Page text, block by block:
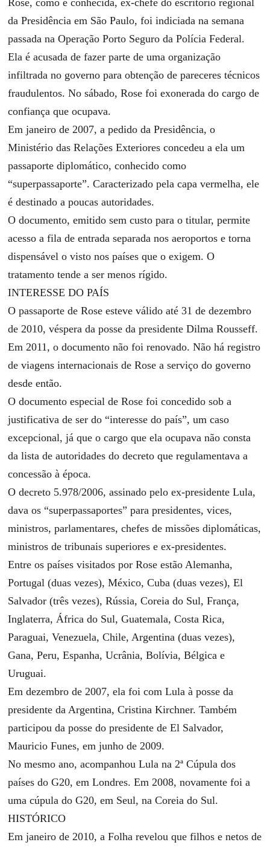
Rose, como é conhecida, ex-chefe do escritório regional
da Presidência em São Paulo, foi indiciada na semana
passada na Operação Porto Seguro da Polícia Federal.
Ela é acusada de fazer parte de uma organização
infiltrada no governo para obtenção de pareceres técnicos
fraudulentos. No sábado, Rose foi exonerada do cargo de
confiança que ocupava.
Em janeiro de 2007, a pedido da Presidência, o
Ministério das Relações Exteriores concedeu a ela um
passaporte diplomático, conhecido como
“superpassaporte”. Caracterizado pela capa vermelha, ele
é destinado a poucas autoridades.
O documento, emitido sem custo para o titular, permite
acesso a fila de entrada separada nos aeroportos e torna
dispensável o visto nos países que o exigem. O
tratamento tende a ser menos rígido.
INTERESSE DO PAÍS
O passaporte de Rose esteve válido até 31 de dezembro
de 2010, véspera da posse da presidente Dilma Rousseff.
Em 2011, o documento não foi renovado. Não há registro
de viagens internacionais de Rose a serviço do governo
desde então.
O documento especial de Rose foi concedido sob a
justificativa de ser do “interesse do país”, um caso
excepcional, já que o cargo que ela ocupava não consta
da lista de autoridades do decreto que regulamentava a
concessão à época.
O decreto 5.978/2006, assinado pelo ex-presidente Lula,
dava os “superpassaportes” para presidentes, vices,
ministros, parlamentares, chefes de missões diplomáticas,
ministros de tribunais superiores e ex-presidentes.
Entre os países visitados por Rose estão Alemanha,
Portugal (duas vezes), México, Cuba (duas vezes), El
Salvador (três vezes), Rússia, Coreia do Sul, França,
Inglaterra, África do Sul, Guatemala, Costa Rica,
Paraguai, Venezuela, Chile, Argentina (duas vezes),
Gana, Peru, Espanha, Ucrânia, Bolívia, Bélgica e
Uruguai.
Em dezembro de 2007, ela foi com Lula à posse da
presidente da Argentina, Cristina Kirchner. Também
participou da posse do presidente de El Salvador,
Mauricio Funes, em junho de 2009.
No mesmo ano, acompanhou Lula na 2ª Cúpula dos
países do G20, em Londres. Em 2008, novamente foi a
uma cúpula do G20, em Seul, na Coreia do Sul.
HISTÓRICO
Em janeiro de 2010, a Folharevelou que filhos e netos de